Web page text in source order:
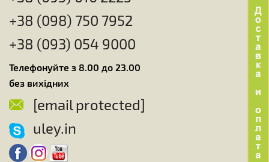
+38 (098) 750 7952
+38 (093) 054 9000
Телефонуйте з 8.00 до 23.00
без вихідних
[email protected]
uley.in